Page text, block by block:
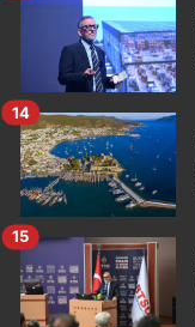
14
15